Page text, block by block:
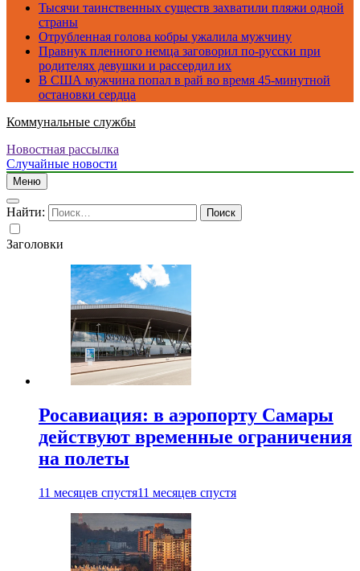
Тысячи таинственных существ захватили пляжи одной
страны
Отрубленная голова кобры ужалила мужчину
Правнук пленного немца заговорил по-русски при
родителях девушки и рассердил их
В США мужчина попал в рай во время 45-минутной
остановки сердца
Коммунальные службы
Новостная рассылка
Случайные новости
Меню
Найти:
Заголовки
Росавиация: в аэропорту Самары
действуют временные ограничения
на полеты
11 месяцев спустя11 месяцев спустя